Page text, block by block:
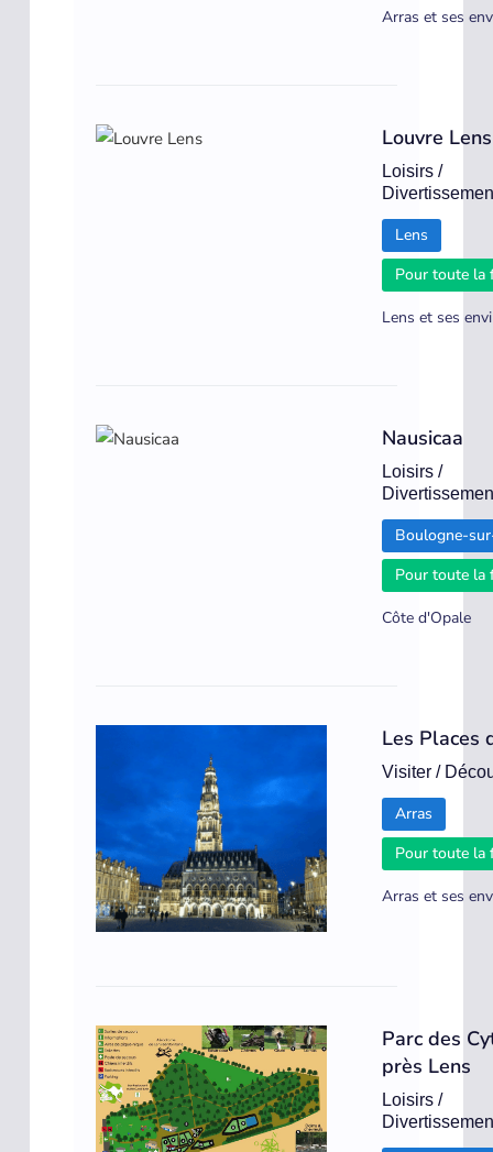
Arras et ses
Louvre Lens
Loisirs /
Lens
Pour toute la
Lens et ses
Nausicaa
Loisirs /
Boulogne-
Pour toute la
Côte d'Opale
Les Places
Visiter /
Arras
Pour toute la
Arras et ses
Parc des
près Lens
Loisirs /